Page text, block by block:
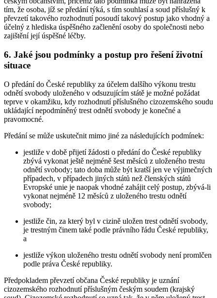
tím, že osoba, jíž se předání týká, s tím souhlasí a soud příslušný k
převzetí takového rozhodnutí posoudí takový postup jako vhodný a
účelný z hlediska úspěšného začlenění osoby do společnosti nebo
zajištění její úspěšné léčby.
6. Jaké jsou podmínky a postup pro řešení životní
situace
O předání do České republiky za účelem dalšího výkonu trestu
odnětí svobody uloženého v odsuzujícím státě je možné požádat
teprve v okamžiku, kdy rozhodnutí příslušného cizozemského soudu
ukládající nepodmíněný trest odnětí svobody je konečné a
pravomocné.
Předání se může uskutečnit mimo jiné za následujících podmínek:
jestliže v době přijetí žádosti o předání do České republiky
zbývá vykonat ještě nejméně šest měsíců z uloženého trestu
odnětí svobody; tato doba může být kratší jen ve výjimečných
případech, v případech jiných států než členských států
Evropské unie je naopak vhodné zahájit celý postup, zbývá-li
vykonat nejméně 12 měsíců z uloženého trestu odnětí
svobody;
jestliže čin, za který byl v cizině uložen trest odnětí svobody,
je trestným činem také podle právního řádu České republiky,
a
jestliže výkon uloženého trestu odnětí svobody není promlčen
podle práva České republiky.
Předpokladem převzetí občana České republiky je uznání
cizozemského rozhodnutí příslušným českým soudem (krajský